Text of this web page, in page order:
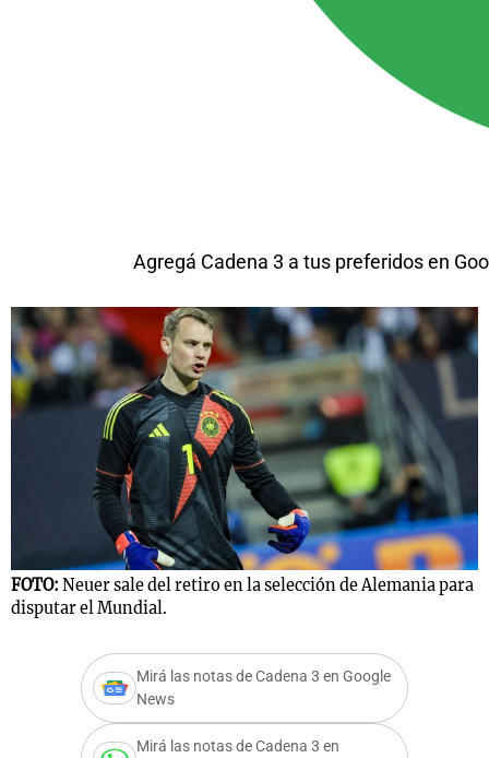
Agregá Cadena 3 a tus preferidos en
FOTO: Neuer sale del retiro en la selección de Alemania para
disputar el Mundial.
Mirá las notas de Cadena 3 en Google
News
Mirá las notas de Cadena 3 en